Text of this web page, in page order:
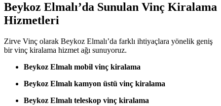
Beykoz Elmalı’da Sunulan Vinç Kiralama
Hizmetleri
Zirve Vinç olarak Beykoz Elmalı’da farklı ihtiyaçlara yönelik geniş
bir vinç kiralama hizmet ağı sunuyoruz.
Beykoz Elmalı mobil vinç kiralama
Beykoz Elmalı kamyon üstü vinç kiralama
Beykoz Elmalı teleskop vinç kiralama